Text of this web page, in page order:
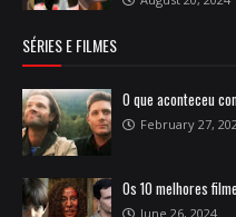
SÉRIES E FILMES
O que aconteceu
February 27,
Os 10 melhores
June 26, 2024